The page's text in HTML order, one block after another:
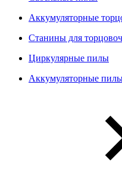
Аккумуляторные
Станины для
Циркулярные пилы
Аккумуляторные